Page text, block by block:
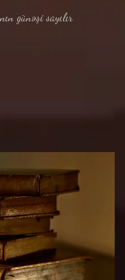
günəşi sayılır